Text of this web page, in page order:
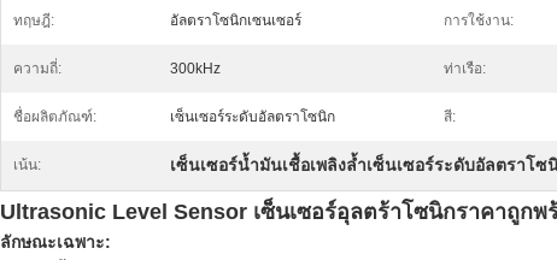
ทฤษฎี: อัลตราโซนิกเซนเซอร์ การใช้งาน:
ความถี่: 300kHz ท่าเรือ:
ชื่อผลิตภัณฑ์: เซ็นเซอร์ระดับอัลตราโซนิก สี:
เน้น: เซ็นเซอร์น้ำมันเชื้อเพลิงล้ำเซ็นเซอร์ระดับอัลตราโซ
Ultrasonic Level Sensor เซ็นเซอร์อุลตร้าโซนิกราคาถูกพ
ลักษณะเฉพาะ: